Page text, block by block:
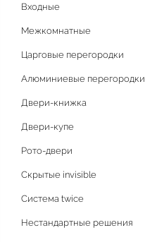
Входные
Межкомнатные
Царговые перегородки
Алюминиевые перегородки
Двери-книжка
Двери-купе
Рото-двери
Скрытые invisible
Система twice
Нестандартные решения